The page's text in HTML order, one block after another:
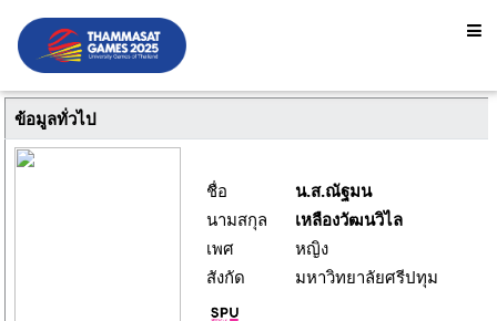
ข้อมูลทั่วไป
ชื่อ
น.ส.ณัฐมน
นามสกุล
เหลืองวัฒนวิไล
เพศ
หญิง
สังกัด
มหาวิทยาลัยศรีปทุม